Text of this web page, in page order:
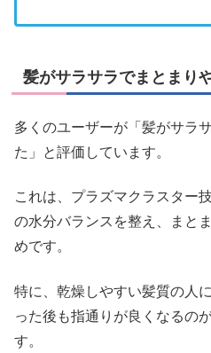
髪がサラサラでまとまり
多くのユーザーが「髪がサラ
た」と評価しています。
これは、プラズマクラスター
の水分バランスを整え、まと
めです。
特に、乾燥しやすい髪質の人
った後も指通りが良くなるの
す。